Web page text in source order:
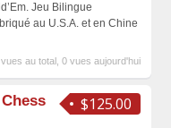
Jeu Bilingue
au U.S.A. et en Chine
au total, 0 vues aujourd'hui
$125.00